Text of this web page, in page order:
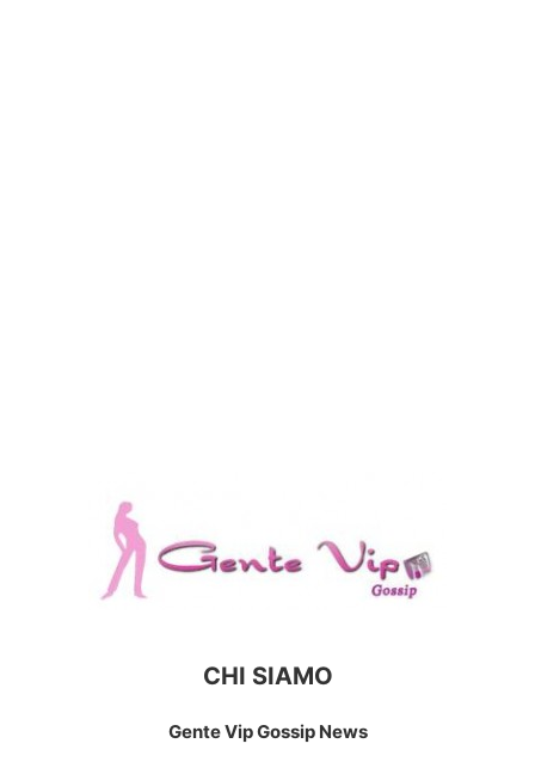
CHI SIAMO
Gente Vip Gossip News